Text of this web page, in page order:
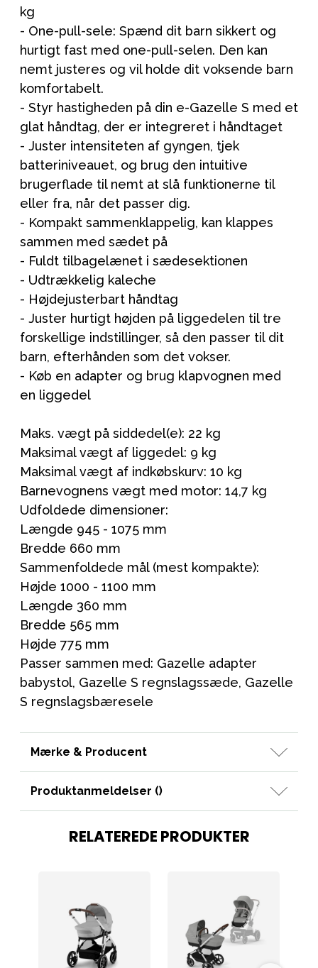
kg
- One-pull-sele: Spænd dit barn sikkert og
hurtigt fast med one-pull-selen. Den kan
nemt justeres og vil holde dit voksende barn
komfortabelt.
- Styr hastigheden på din e-Gazelle S med et
glat håndtag, der er integreret i håndtaget
- Juster intensiteten af gyngen, tjek
batteriniveauet, og brug den intuitive
brugerflade til nemt at slå funktionerne til
eller fra, når det passer dig.
- Kompakt sammenklappelig, kan klappes
sammen med sædet på
- Fuldt tilbagelænet i sædesektionen
- Udtrækkelig kaleche
- Højdejusterbart håndtag
- Juster hurtigt højden på liggedelen til tre
forskellige indstillinger, så den passer til dit
barn, efterhånden som det vokser.
- Køb en adapter og brug klapvognen med
en liggedel
Maks. vægt på siddedel(e): 22 kg
Maksimal vægt af liggedel: 9 kg
Maksimal vægt af indkøbskurv: 10 kg
Barnevognens vægt med motor: 14,7 kg
Udfoldede dimensioner:
Længde 945 - 1075 mm
Bredde 660 mm
Sammenfoldede mål (mest kompakte):
Højde 1000 - 1100 mm
Længde 360 mm
Bredde 565 mm
Højde 775 mm
Passer sammen med: Gazelle adapter
babystol, Gazelle S regnslagssæde, Gazelle
S regnslagsbæresele
Mærke & Producent
Produktanmeldelser ()
RELATEREDE PRODUKTER